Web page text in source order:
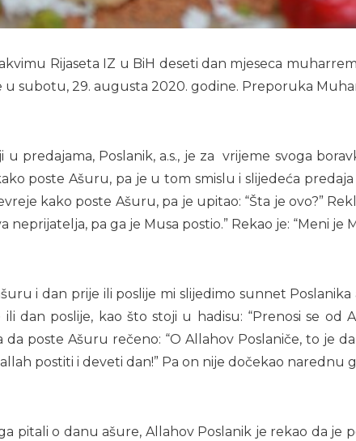
Rijaseta IZ u BiH deseti dan mjeseca
subotu, 29. augusta 2020. godine. Preporuka
u predajama, Poslanik, a.s., je za vrijeme svoga
poste Ašuru, pa je u tom smislu i slijedeća
kako poste Ašuru, pa je upitao: “Šta je ovo?”
neprijatelja, pa ga je Musa postio.” Rekao je: “Meni
i dan prije ili poslije mi slijedimo sunnet
dan poslije, kao što stoji u hadisu: “Prenosi se od
da poste Ašuru rečeno: “O Allahov Poslaniče, to je
postiti i deveti dan!” Pa on nije dočekao narednu
pitali o danu ašure, Allahov Poslanik je rekao da